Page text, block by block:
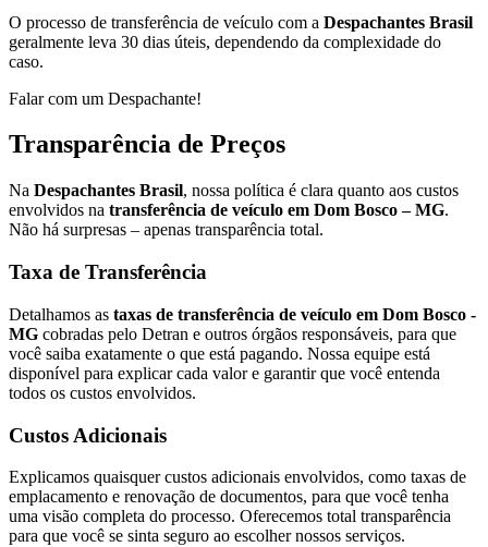
O processo de transferência de veículo com a Despachantes Brasil
geralmente leva 30 dias úteis, dependendo da complexidade do
caso.
Falar com um Despachante!
Transparência de Preços
Na Despachantes Brasil, nossa política é clara quanto aos custos
envolvidos na transferência de veículo em Dom Bosco – MG.
Não há surpresas – apenas transparência total.
Taxa de Transferência
Detalhamos as taxas de transferência de veículo em Dom Bosco -
MG cobradas pelo Detran e outros órgãos responsáveis, para que
você saiba exatamente o que está pagando. Nossa equipe está
disponível para explicar cada valor e garantir que você entenda
todos os custos envolvidos.
Custos Adicionais
Explicamos quaisquer custos adicionais envolvidos, como taxas de
emplacamento e renovação de documentos, para que você tenha
uma visão completa do processo. Oferecemos total transparência
para que você se sinta seguro ao escolher nossos serviços.